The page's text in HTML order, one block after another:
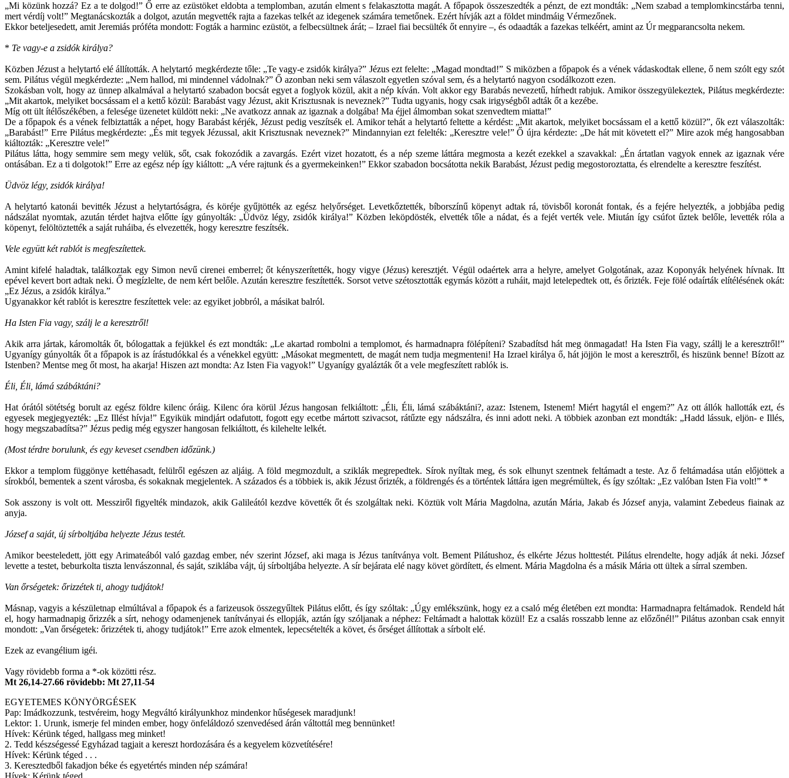
„Mi közünk hozzá? Ez a te dolgod!” Ő erre az ezüstöket eldobta a templomban, azután elment s felakasztotta magát. A főpapok összeszedték a pénzt, de ezt mondták: „Nem szabad a templomkincstárba tenni,
mert vérdíj volt!” Megtanácskozták a dolgot, azután megvették rajta a fazekas telkét az idegenek számára temetőnek. Ezért hívják azt a földet mindmáig Vérmezőnek.
Ekkor beteljesedett, amit Jeremiás próféta mondott: Fogták a harminc ezüstöt, a felbecsültnek árát; – Izrael fiai becsülték őt ennyire –, és odaadták a fazekas telkéért, amint az Úr megparancsolta nekem.
* Te vagy-e a zsidók királya?
Közben Jézust a helytartó elé állították. A helytartó megkérdezte tőle: „Te vagy-e zsidók királya?” Jézus ezt felelte: „Magad mondtad!” S miközben a főpapok és a vének vádaskodtak ellene, ő nem szólt egy szót
sem. Pilátus végül megkérdezte: „Nem hallod, mi mindennel vádolnak?” Ő azonban neki sem válaszolt egyetlen szóval sem, és a helytartó nagyon csodálkozott ezen.
Szokásban volt, hogy az ünnep alkalmával a helytartó szabadon bocsát egyet a foglyok közül, akit a nép kíván. Volt akkor egy Barabás nevezetű, hírhedt rabjuk. Amikor összegyülekeztek, Pilátus megkérdezte:
„Mit akartok, melyiket bocsássam el a kettő közül: Barabást vagy Jézust, akit Krisztusnak is neveznek?” Tudta ugyanis, hogy csak irigységből adták őt a kezébe.
Míg ott ült ítélőszékében, a felesége üzenetet küldött neki: „Ne avatkozz annak az igaznak a dolgába! Ma éjjel álmomban sokat szenvedtem miatta!”
De a főpapok és a vének felbiztatták a népet, hogy Barabást kérjék, Jézust pedig veszítsék el. Amikor tehát a helytartó feltette a kérdést: „Mit akartok, melyiket bocsássam el a kettő közül?”, ők ezt válaszolták:
„Barabást!” Erre Pilátus megkérdezte: „És mit tegyek Jézussal, akit Krisztusnak neveznek?” Mindannyian ezt felelték: „Keresztre vele!” Ő újra kérdezte: „De hát mit követett el?” Mire azok még hangosabban
kiáltozták: „Keresztre vele!”
Pilátus látta, hogy semmire sem megy velük, sőt, csak fokozódik a zavargás. Ezért vizet hozatott, és a nép szeme láttára megmosta a kezét ezekkel a szavakkal: „Én ártatlan vagyok ennek az igaznak vére
ontásában. Ez a ti dolgotok!” Erre az egész nép így kiáltott: „A vére rajtunk és a gyermekeinken!” Ekkor szabadon bocsátotta nekik Barabást, Jézust pedig megostoroztatta, és elrendelte a keresztre feszítést.
Üdvöz légy, zsidók királya!
A helytartó katonái bevitték Jézust a helytartóságra, és köréje gyűjtötték az egész helyőrséget. Levetkőztették, bíborszínű köpenyt adtak rá, tövisből koronát fontak, és a fejére helyezték, a jobbjába pedig
nádszálat nyomtak, azután térdet hajtva előtte így gúnyolták: „Üdvöz légy, zsidók királya!” Közben leköpdösték, elvették tőle a nádat, és a fejét verték vele. Miután így csúfot űztek belőle, levették róla a
köpenyt, felöltöztették a saját ruháiba, és elvezették, hogy keresztre feszítsék.
Vele együtt két rablót is megfeszítettek.
Amint kifelé haladtak, találkoztak egy Simon nevű cirenei emberrel; őt kényszerítették, hogy vigye (Jézus) keresztjét. Végül odaértek arra a helyre, amelyet Golgotának, azaz Koponyák helyének hívnak. Itt
epével kevert bort adtak neki. Ő megízlelte, de nem kért belőle. Azután keresztre feszítették. Sorsot vetve szétosztották egymás között a ruháit, majd letelepedtek ott, és őrizték. Feje fölé odaírták elítélésének okát:
„Ez Jézus, a zsidók királya.”
Ugyanakkor két rablót is keresztre feszítettek vele: az egyiket jobbról, a másikat balról.
Ha Isten Fia vagy, szálj le a keresztről!
Akik arra jártak, káromolták őt, bólogattak a fejükkel és ezt mondták: „Le akartad rombolni a templomot, és harmadnapra fölépíteni? Szabadítsd hát meg önmagadat! Ha Isten Fia vagy, szállj le a keresztről!”
Ugyanígy gúnyolták őt a főpapok is az írástudókkal és a vénekkel együtt: „Másokat megmentett, de magát nem tudja megmenteni! Ha Izrael királya ő, hát jöjjön le most a keresztről, és hiszünk benne! Bízott az
Istenben? Mentse meg őt most, ha akarja! Hiszen azt mondta: Az Isten Fia vagyok!” Ugyanígy gyalázták őt a vele megfeszített rablók is.
Éli, Éli, lámá szábáktáni?
Hat órától sötétség borult az egész földre kilenc óráig. Kilenc óra körül Jézus hangosan felkiáltott: „Éli, Éli, lámá szábáktáni?, azaz: Istenem, Istenem! Miért hagytál el engem?” Az ott állók hallották ezt, és
egyesek megjegyezték: „Ez Illést hívja!” Egyikük mindjárt odafutott, fogott egy ecetbe mártott szivacsot, rátűzte egy nádszálra, és inni adott neki. A többiek azonban ezt mondták: „Hadd lássuk, eljön- e Illés,
hogy megszabadítsa?” Jézus pedig még egyszer hangosan felkiáltott, és kilehelte lelkét.
(Most térdre borulunk, és egy keveset csendben időzünk.)
Ekkor a templom függönye kettéhasadt, felülről egészen az aljáig. A föld megmozdult, a sziklák megrepedtek. Sírok nyíltak meg, és sok elhunyt szentnek feltámadt a teste. Az ő feltámadása után előjöttek a
sírokból, bementek a szent városba, és sokaknak megjelentek. A százados és a többiek is, akik Jézust őrizték, a földrengés és a történtek láttára igen megrémültek, és így szóltak: „Ez valóban Isten Fia volt!” *
Sok asszony is volt ott. Messziről figyelték mindazok, akik Galileától kezdve követték őt és szolgáltak neki. Köztük volt Mária Magdolna, azután Mária, Jakab és József anyja, valamint Zebedeus fiainak az
anyja.
József a saját, új sírboltjába helyezte Jézus testét.
Amikor beesteledett, jött egy Arimateából való gazdag ember, név szerint József, aki maga is Jézus tanítványa volt. Bement Pilátushoz, és elkérte Jézus holttestét. Pilátus elrendelte, hogy adják át neki. József
levette a testet, beburkolta tiszta lenvászonnal, és saját, sziklába vájt, új sírboltjába helyezte. A sír bejárata elé nagy követ gördített, és elment. Mária Magdolna és a másik Mária ott ültek a sírral szemben.
Van őrségetek: őrizzétek ti, ahogy tudjátok!
Másnap, vagyis a készületnap elmúltával a főpapok és a farizeusok összegyűltek Pilátus előtt, és így szóltak: „Úgy emlékszünk, hogy ez a csaló még életében ezt mondta: Harmadnapra feltámadok. Rendeld hát
el, hogy harmadnapig őrizzék a sírt, nehogy odamenjenek tanítványai és ellopják, aztán így szóljanak a néphez: Feltámadt a halottak közül! Ez a csalás rosszabb lenne az előzőnél!” Pilátus azonban csak ennyit
mondott: „Van őrségetek: őrizzétek ti, ahogy tudjátok!” Erre azok elmentek, lepecsételték a követ, és őrséget állítottak a sírbolt elé.
Ezek az evangélium igéi.
Vagy rövidebb forma a *-ok közötti rész.
Mt 26,14-27.66 rövidebb: Mt 27,11-54
EGYETEMES KÖNYÖRGÉSEK
Pap: Imádkozzunk, testvéreim, hogy Megváltó királyunkhoz mindenkor hűségesek maradjunk!
Lektor: 1. Urunk, ismerje fel minden ember, hogy önfeláldozó szenvedésed árán váltottál meg bennünket!
Hívek: Kérünk téged, hallgass meg minket!
2. Tedd készségessé Egyházad tagjait a kereszt hordozására és a kegyelem közvetítésére!
Hívek: Kérünk téged . . .
3. Keresztedből fakadjon béke és egyetértés minden nép számára!
Hívek: Kérünk téged . . .